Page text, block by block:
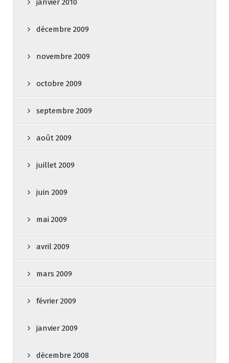
janvier 2010
décembre 2009
novembre 2009
octobre 2009
septembre 2009
août 2009
juillet 2009
juin 2009
mai 2009
avril 2009
mars 2009
février 2009
janvier 2009
décembre 2008